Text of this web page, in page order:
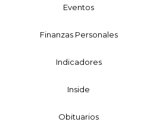
Eventos
Finanzas Personales
Indicadores
Inside
Obituarios